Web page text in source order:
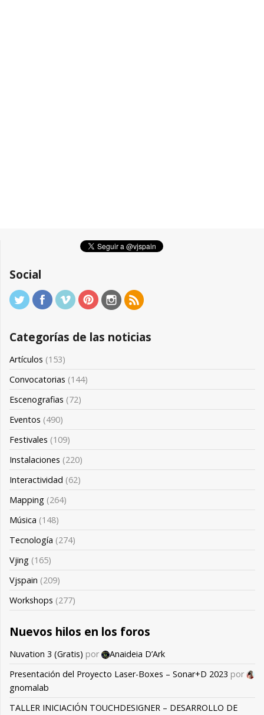
Social
Categorías de las noticias
Artículos (153)
Convocatorias (144)
Escenografias (72)
Eventos (490)
Festivales (109)
Instalaciones (220)
Interactividad (62)
Mapping (264)
Música (148)
Tecnología (274)
Vjing (165)
Vjspain (209)
Workshops (277)
Nuevos hilos en los foros
Nuvation 3 (Gratis) por
Anaideia D’Ark
Presentación del Proyecto Laser-Boxes – Sonar+D 2023 por
gnomalab
TALLER INICIACIÓN TOUCHDESIGNER – DESARROLLO DE